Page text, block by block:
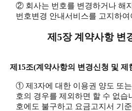
② 회사는 번호를 변경하거나 해
번호변경 안내서비스를 고지하여
제5장 계약사항 변
제15조(계약사항의 변경신청 및 제
① 제3자에 대한 이용권 양도 또
호의 경우를 제외하면 할 수 없습
호에도 불구하고 요금고지서 기